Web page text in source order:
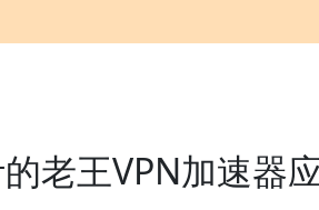
老王VPN加速器